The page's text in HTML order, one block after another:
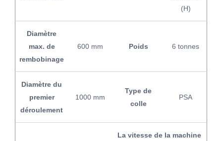
(H)
Diamètre
max. de
rembobinage
600 mm Poids 6 tonnes
Diamètre du
premier
déroulement
1000 mm
Type de
colle
PSA
La vitesse de la machine